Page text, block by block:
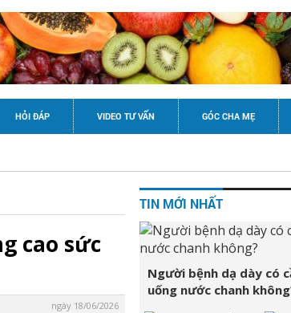
HỎI ĐÁP VIDEO TƯ VẤN GÓC CHA MẸ
cao sức
ngày 18/06/2026
TIN MỚI NHẤT
Người bệnh dạ dày có
uống nước chanh